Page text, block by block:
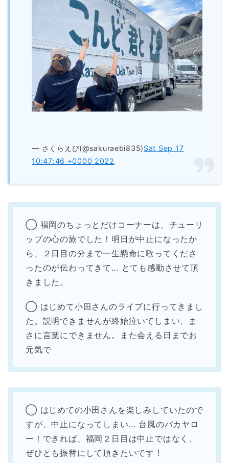
— さくらえび(@sakuraebi835)Sat Sep 17
10:47:46 +0000 2022
◯ 福岡のちょっとだけコーナーは、チューリ
ップの心の旅でした！明日が中止になったか
ら、２日目の分まで一生懸命に歌ってくださ
ったのが伝わってきて… とても感動させて頂
きました。
◯ はじめて小田さんのライブに行ってきまし
た。説明できませんが終始泣いてしまい、ま
さに言葉にできません。また会える日までお
元気で
◯ はじめての小田さんを楽しみしていたので
すが、中止になってしまい… 台風のバカヤロ
ー！できれば、福岡２日目は中止ではなく、
ぜひとも振替にして頂きたいです！